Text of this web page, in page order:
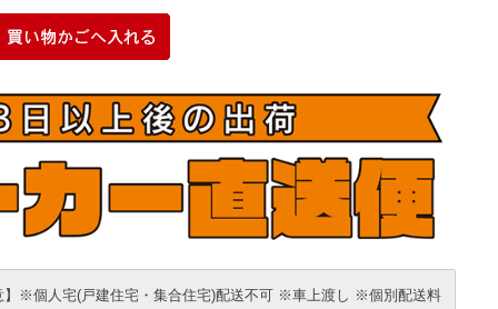
】※個人宅(戸建住宅・集合住宅)配送不可 ※車上渡し ※個別配送料